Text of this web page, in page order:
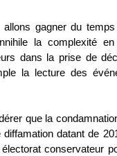
gagner du
la complexité
dans la prise de
la lecture des
que la
datant de
conservateur